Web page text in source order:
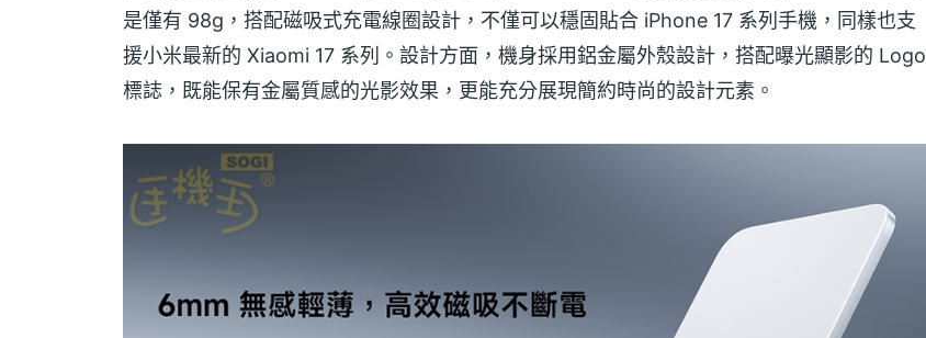
是僅有 98g，搭配磁吸式充電線圈設計，不僅可以穩固貼合 iPhone 17 系列手機，同樣也支
援小米最新的 Xiaomi 17 系列。設計方面，機身採用鋁金屬外殼設計，搭配曝光顯影的 Logo
標誌，既能保有金屬質感的光影效果，更能充分展現簡約時尚的設計元素。